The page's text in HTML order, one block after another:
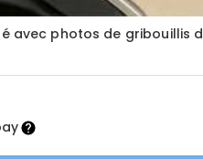
avec photos de